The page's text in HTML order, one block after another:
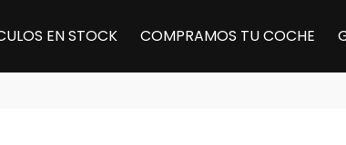
EN STOCK COMPRAMOS TU COCHE